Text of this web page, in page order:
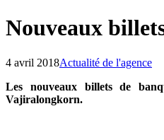
Nouveaux
4 avril 2018Actualité de l'agence
Les nouveaux billets de
Vajiralongkorn.